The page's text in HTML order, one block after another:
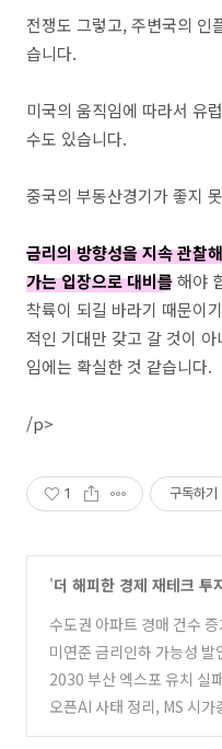
전쟁도 그렇고, 주변국의 인
습니다.
미국의 움직임에 따라서 유
수도 있습니다.
중국의 부동산경기가 좋지
금리의 방향성을 지속 관찰
가는 입장으로 대비를해야
착륙이 되길 바라기 때문이
적인 기대만 갖고 갈 것이
임에는 확실한 것 같습니다.
/p>
1 구독하기
'더 해피한 경제 재테크 투
수도권 아파트 경매 건수
전략은? (0)
미연준 금리인하 가능성
은? (1)
2030 부산 엑스포 유치 실
오픈AI 사태 정리, MS 시가